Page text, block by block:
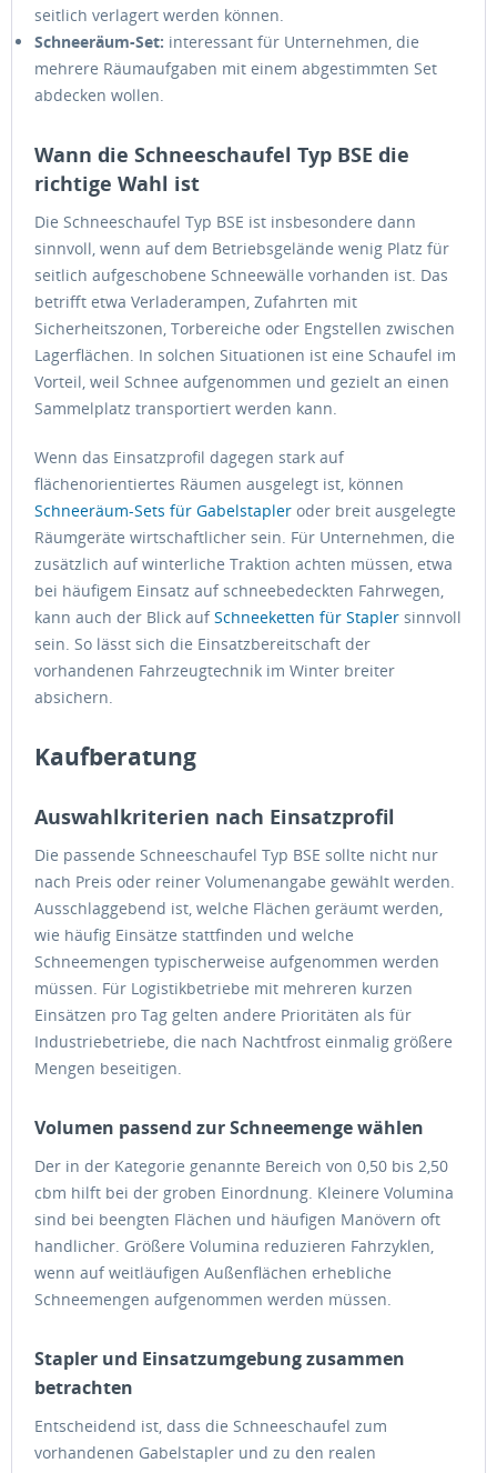
seitlich verlagert werden können.
Schneeräum-Set: interessant für Unternehmen, die
mehrere Räumaufgaben mit einem abgestimmten Set
abdecken wollen.
Wann die Schneeschaufel Typ BSE die
richtige Wahl ist
Die Schneeschaufel Typ BSE ist insbesondere dann
sinnvoll, wenn auf dem Betriebsgelände wenig Platz für
seitlich aufgeschobene Schneewälle vorhanden ist. Das
betrifft etwa Verladerampen, Zufahrten mit
Sicherheitszonen, Torbereiche oder Engstellen zwischen
Lagerflächen. In solchen Situationen ist eine Schaufel im
Vorteil, weil Schnee aufgenommen und gezielt an einen
Sammelplatz transportiert werden kann.
Wenn das Einsatzprofil dagegen stark auf
flächenorientiertes Räumen ausgelegt ist, können
Schneeräum-Sets für Gabelstapler oder breit ausgelegte
Räumgeräte wirtschaftlicher sein. Für Unternehmen, die
zusätzlich auf winterliche Traktion achten müssen, etwa
bei häufigem Einsatz auf schneebedeckten Fahrwegen,
kann auch der Blick aufSchneeketten für Stapler sinnvoll
sein. So lässt sich die Einsatzbereitschaft der
vorhandenen Fahrzeugtechnik im Winter breiter
absichern.
Kaufberatung
Auswahlkriterien nach Einsatzprofil
Die passende Schneeschaufel Typ BSE sollte nicht nur
nach Preis oder reiner Volumenangabe gewählt werden.
Ausschlaggebend ist, welche Flächen geräumt werden,
wie häufig Einsätze stattfinden und welche
Schneemengen typischerweise aufgenommen werden
müssen. Für Logistikbetriebe mit mehreren kurzen
Einsätzen pro Tag gelten andere Prioritäten als für
Industriebetriebe, die nach Nachtfrost einmalig größere
Mengen beseitigen.
Volumen passend zur Schneemenge wählen
Der in der Kategorie genannte Bereich von 0,50 bis 2,50
cbm hilft bei der groben Einordnung. Kleinere Volumina
sind bei beengten Flächen und häufigen Manövern oft
handlicher. Größere Volumina reduzieren Fahrzyklen,
wenn auf weitläufigen Außenflächen erhebliche
Schneemengen aufgenommen werden müssen.
Stapler und Einsatzumgebung zusammen
betrachten
Entscheidend ist, dass die Schneeschaufel zum
vorhandenen Gabelstapler und zu den realen